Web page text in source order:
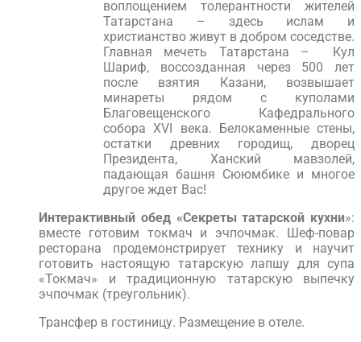
воплощением толерантности жителей
Татарстана – здесь ислам и
христианство живут в добром соседстве.
Главная мечеть Татарстана – Кул
Шариф, воссозданная через 500 лет
после взятия Казани, возвышает
минареты рядом с куполами
Благовещенского Кафедрального
собора XVI века. Белокаменные стены,
остатки древних городищ, дворец
Президента, Ханский мавзолей,
падающая башня Сююмбике и многое
другое ждет Вас!
Интерактивный обед «Секреты татарской кухни»:
вместе готовим токмач и эчпочмак. Шеф-повар
ресторана продемонстрирует технику и научит
готовить настоящую татарскую лапшу для супа
«Токмач» и традиционную татарскую выпечку
эчпочмак (треугольник).
Трансфер в гостиницу. Размещение в отеле.